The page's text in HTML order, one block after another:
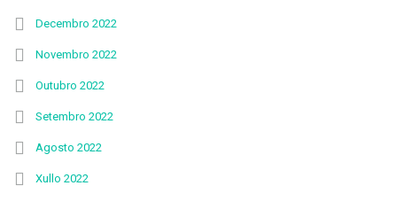
Decembro 2022
Novembro 2022
Outubro 2022
Setembro 2022
Agosto 2022
Xullo 2022